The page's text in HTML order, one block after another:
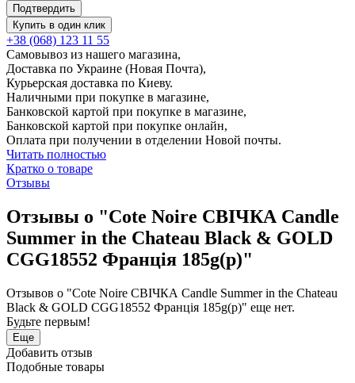
Подтвердить
Купить в один клик
+38 (068) 123 11 55
Самовывоз из нашего магазина,
Доставка по Украине (Новая Почта),
Курьерская доставка по Киеву.
Наличными при покупке в магазине,
Банковской картой при покупке в магазине,
Банковской картой при покупке онлайн,
Оплата при получении в отделении Новой почты.
Читать полностью
Кратко о товаре
Отзывы
Отзывы о "Cоte Noire СВІЧКА Candle
Summer in the Chateau Black & GOLD
CGG18552 Франція 185g(р)"
Отзывов о "Cоte Noire СВІЧКА Candle Summer in the Chateau
Black & GOLD CGG18552 Франція 185g(р)" еще нет.
Будьте первым!
Еще
Добавить отзыв
Подобные товары